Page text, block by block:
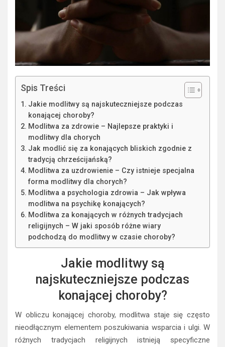
Spis Treści
Jakie modlitwy są najskuteczniejsze podczas
konającej choroby?
Modlitwa za zdrowie – Najlepsze praktyki i
modlitwy dla chorych
Jak modlić się za konających bliskich zgodnie z
tradycją chrześcijańską?
Modlitwa za uzdrowienie – Czy istnieje specjalna
forma modlitwy dla chorych?
Modlitwa a psychologia zdrowia – Jak wpływa
modlitwa na psychikę konających?
Modlitwa za konających w różnych tradycjach
religijnych – W jaki sposób różne wiary
podchodzą do modlitwy w czasie choroby?
Jakie modlitwy są
najskuteczniejsze podczas
konającej choroby?
W obliczu konającej choroby, modlitwa staje się często
nieodłącznym elementem poszukiwania wsparcia i ulgi. W
różnych tradycjach religijnych istnieją specyficzne